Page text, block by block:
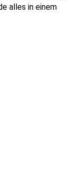
alles in einem